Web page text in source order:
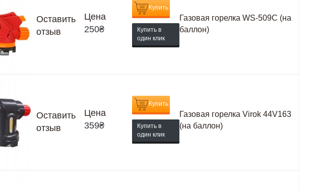
Оставить
отзыв
Цена
250₴
Купить
Купить в
один клик
Газовая горелка WS-509C (на
баллон)
Оставить
отзыв
Цена
359₴
Купить
Купить в
один клик
Газовая горелка Virok 44V163
(на баллон)